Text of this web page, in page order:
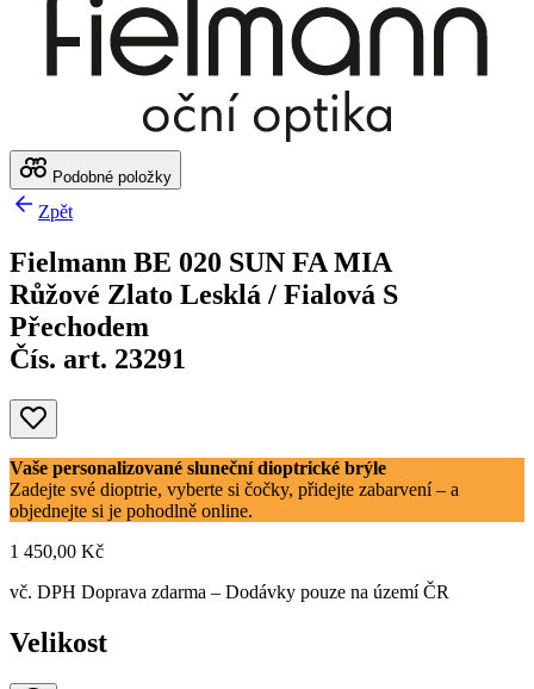
Podobné položky
Zpět
Fielmann BE 020 SUN FA MIA
Růžové Zlato Lesklá / Fialová S
Přechodem
Čís. art. 23291
Vaše personalizované sluneční dioptrické brýle
Zadejte své dioptrie, vyberte si čočky, přidejte zabarvení – a
objednejte si je pohodlně online.
1 450,00 Kč
vč. DPH Doprava zdarma – Dodávky pouze na území ČR
Velikost